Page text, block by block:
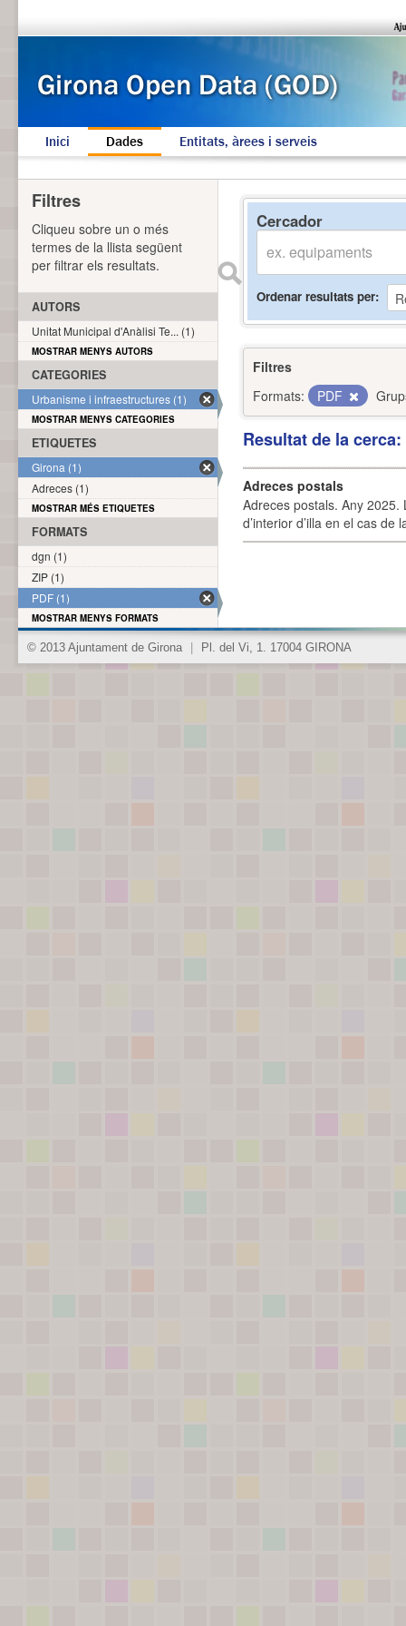
Inici Dades Entitats, àrees i serveis
Cercador
Ordenar resultats per
Filtres
Formats:
PDF
Resultat de la
Adreces postals
Adreces postals. Any 2025.
d’interior d’illa en el cas
Filtres
Cliqueu sobre un o més
termes de la llista següent
per filtrar els resultats.
AUTORS
Unitat Municipal d'Anàlisi Te... (1)
MOSTRAR MENYS AUTORS
CATEGORIES
Urbanisme i infraestructures (1)
MOSTRAR MENYS CATEGORIES
ETIQUETES
Girona (1)
Adreces (1)
MOSTRAR MÉS ETIQUETES
FORMATS
dgn (1)
ZIP (1)
PDF (1)
MOSTRAR MENYS FORMATS
© 2013 Ajuntament de Girona Pl. del Vi, 1. 17004 GIRONA